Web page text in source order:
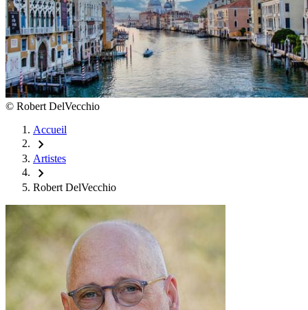
© Robert DelVecchio
Accueil
chevron_right
Artistes
chevron_right
Robert DelVecchio